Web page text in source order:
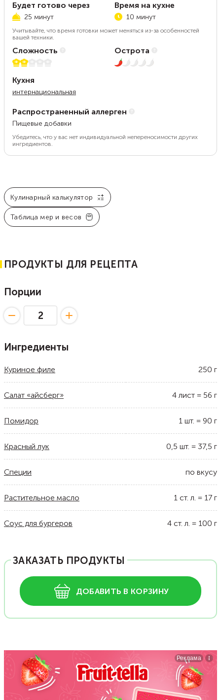
Будет готово через
25 минут
Время на кухне
10 минут
Учитывайте, что время готовки может меняться из-за особенностей
вашей техники.
Сложность
2 из 5
Острота
1 из 5
Кухня
интернациональная
Распространенный аллерген
Пищевые добавки
Убедитесь, что у вас нет индивидуальной непереносимости других
ингредиентов.
Кулинарный калькулятор
Таблица мер и весов
ПРОДУКТЫ ДЛЯ РЕЦЕПТА
Порции
Ингредиенты
Куриное филе 250 г
Салат «айсберг» 4 лист = 56 г
Помидор 1 шт. = 90 г
Красный лук 0,5 шт. = 37,5 г
Специи по вкусу
Растительное масло 1 ст. л. = 17 г
Соус для бургеров 4 ст. л. = 100 г
ЗАКАЗАТЬ ПРОДУКТЫ
ДОБАВИТЬ В КОРЗИНУ